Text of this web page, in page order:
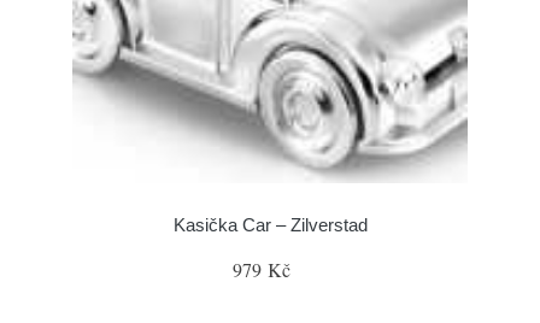
Kasička Car – Zilverstad
979 Kč